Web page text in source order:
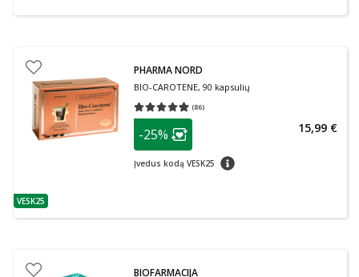
patarimas
VESK25
PHARMA NORD
BIO-CAROTENE, 90 kapsulių
(86)
Vidutinis įvertinimas 4.97
patarimas
Lojalumo klubo narių nuolaida
-25%
Įvedus kodą VESK25 patarimas
15,99 €
BIOFARMACIJA